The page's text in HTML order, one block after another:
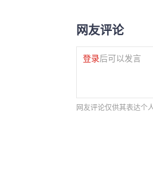
网友评论
登录后可以发言
网友评论仅供其表达个